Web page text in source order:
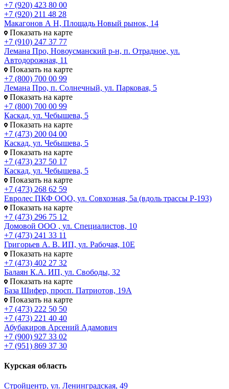
+7 (920) 423 80 00
+7 (920) 211 48 28
Макагонов А Н, Площадь Новый рынок, 14
Показать на карте
+7 (910) 247 37 77
Лемана Про, Новоусманский р-н, п. Отрадное, ул.
Автодорожная, 11
Показать на карте
+7 (800) 700 00 99
Лемана Про, п. Солнечный, ул. Парковая, 5
Показать на карте
+7 (800) 700 00 99
Каскад, ул. Чебышева, 5
Показать на карте
+7 (473) 200 04 00
Каскад, ул. Чебышева, 5
Показать на карте
+7 (473) 237 50 17
Каскад, ул. Чебышева, 5
Показать на карте
+7 (473) 268 62 59
Евролес ПКФ ООО, ул. Совхозная, 5а (вдоль трассы Р-193)
Показать на карте
+7 (473) 296 75 12
Домовой ООО , ул. Специалистов, 10
+7 (473) 241 33 11
Григорьев А. В. ИП, ул. Рабочая, 10Е
Показать на карте
+7 (473) 402 27 32
Балаян К.А. ИП, ул. Свободы, 32
Показать на карте
База Шифер, просп. Патриотов, 19А
Показать на карте
+7 (473) 222 50 50
+7 (473) 221 40 40
Абубакиров Арсений Адамович
+7 (900) 927 33 02
+7 (951) 869 37 30
Курская область
Стройцентр, ул. Ленинградская, 49